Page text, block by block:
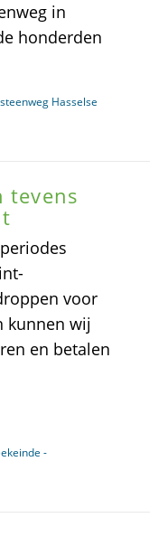
in
honderden
Hasselse
tevens
voor
kunnen wij
en betalen
-